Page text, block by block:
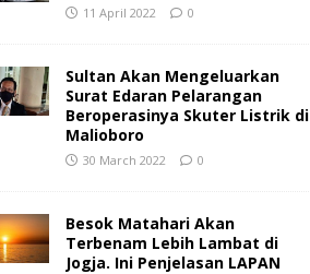
11 April 2022 0
Sultan Akan Mengeluarkan
Surat Edaran Pelarangan
Beroperasinya Skuter Listrik di
Malioboro
30 March 2022 0
Besok Matahari Akan
Terbenam Lebih Lambat di
Jogja. Ini Penjelasan LAPAN